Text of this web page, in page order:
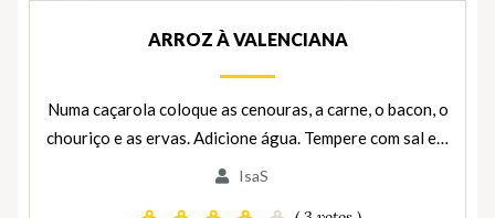
ARROZ À VALENCIANA
Numa caçarola coloque as cenouras, a carne, o bacon, o
chouriço e as ervas. Adicione água. Tempere com sal e…
IsaS